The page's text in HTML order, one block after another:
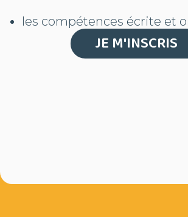
les compétences écrite et
JE M'INSCRIS